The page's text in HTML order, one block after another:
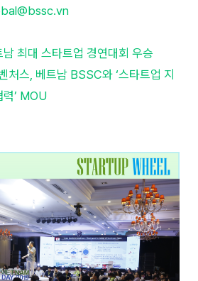
남 최대 스타트업 경연대회 우승
처스, 베트남 BSSC와 ‘스타트업 지
력’ MOU